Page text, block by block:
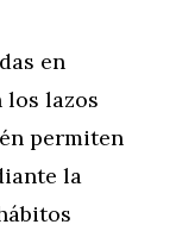
en
lazos
permiten
la